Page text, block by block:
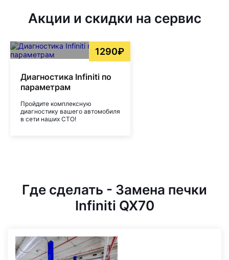
Акции и скидки на сервис
1290₽
Диагностика Infiniti по
параметрам
Пройдите комплексную
диагностику вашего автомобиля
в сети наших СТО!
Где сделать - Замена печки
Infiniti QX70